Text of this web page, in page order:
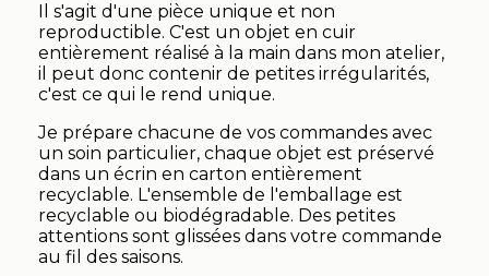
Il s'agit d'une pièce unique et non
reproductible. C'est un objet en cuir
entièrement réalisé à la main dans mon atelier,
il peut donc contenir de petites irrégularités,
c'est ce qui le rend unique.
Je prépare chacune de vos commandes avec
un soin particulier, chaque objet est préservé
dans un écrin en carton entièrement
recyclable. L'ensemble de l'emballage est
recyclable ou biodégradable. Des petites
attentions sont glissées dans votre commande
au fil des saisons.